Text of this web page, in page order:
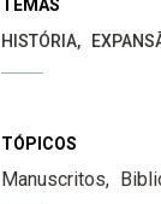
TEMAS
HISTÓRIA
TÓPICOS
Manuscritos